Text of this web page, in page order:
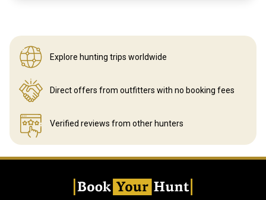
Explore hunting trips worldwide
Direct offers from outfitters with no booking fees
Verified reviews from other hunters